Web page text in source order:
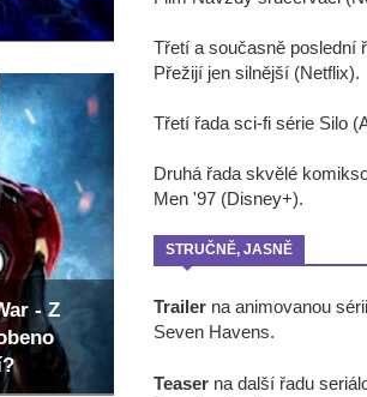
- Z
Třetí a současně poslední
Přežijí jen silnější (Netflix).
Třetí řada sci-fi série Silo
Druhá řada skvělé
Men '97 (Disney+).
STRUČNĚ, JASNĚ
Trailer na animovanou
Seven Havens.
Teaser na další řadu